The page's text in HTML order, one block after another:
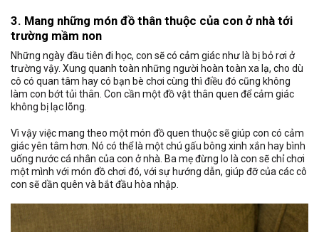
3. Mang những món đồ thân thuộc của con ở nhà tới
trường mầm non
Những ngày đầu tiên đi học, con sẽ có cảm giác như là bị bỏ rơi ở
trường vậy. Xung quanh toàn những người hoàn toàn xa lạ, cho dù
cô có quan tâm hay có bạn bè chơi cùng thì điều đó cũng không
làm con bớt tủi thân. Con cần một đồ vật thân quen để cảm giác
không bị lạc lõng.
Vì vậy việc mang theo một món đồ quen thuộc sẽ giúp con có cảm
giác yên tâm hơn. Nó có thể là một chú gấu bông xinh xắn hay bình
uống nước cá nhân của con ở nhà. Ba mẹ đừng lo là con sẽ chỉ chơi
một mình với món đồ chơi đó, với sự hướng dẫn, giúp đỡ của các cô
con sẽ dần quên và bắt đầu hòa nhập.